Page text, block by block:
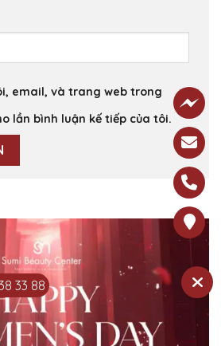
email, và trang web trong
lần bình luận kế tiếp của tôi.
33 88